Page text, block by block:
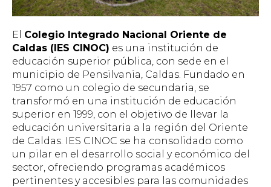
El Colegio Integrado Nacional Oriente de
Caldas (IES CINOC) es una institución de
educación superior pública, con sede en el
municipio de Pensilvania, Caldas. Fundado en
1957 como un colegio de secundaria, se
transformó en una institución de educación
superior en 1999, con el objetivo de llevar la
educación universitaria a la región del Oriente
de Caldas. IES CINOC se ha consolidado como
un pilar en el desarrollo social y económico del
sector, ofreciendo programas académicos
pertinentes y accesibles para las comunidades